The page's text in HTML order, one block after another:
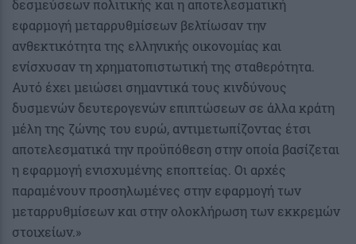
δεσμεύσεων πολιτικής και η αποτελεσματική
εφαρμογή μεταρρυθμίσεων βελτίωσαν την
ανθεκτικότητα της ελληνικής οικονομίας και
ενίσχυσαν τη χρηματοπιστωτική της σταθερότητα.
Αυτό έχει μειώσει σημαντικά τους κινδύνους
δυσμενών δευτερογενών επιπτώσεων σε άλλα κράτη
μέλη της ζώνης του ευρώ, αντιμετωπίζοντας έτσι
αποτελεσματικά την προϋπόθεση στην οποία βασίζεται
η εφαρμογή ενισχυμένης εποπτείας. Οι αρχές
παραμένουν προσηλωμένες στην εφαρμογή των
μεταρρυθμίσεων και στην ολοκλήρωση των εκκρεμών
στοιχείων.»